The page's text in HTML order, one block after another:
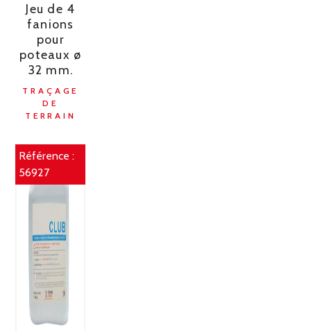
Jeu de 4
fanions
pour
poteaux ø
32 mm.
TRAÇAGE
DE
TERRAIN
Référence :
56927